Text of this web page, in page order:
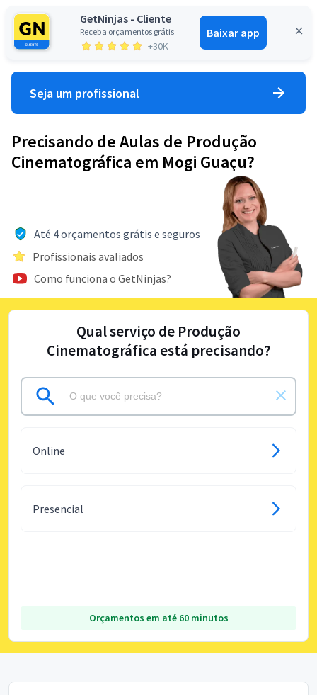
GetNinjas - Cliente
Receba orçamentos grátis
+30K
Baixar app
Entrar
Seja um profissional
Precisando de Aulas de Produção
Cinematográfica em Mogi Guaçu?
Até 4 orçamentos grátis e seguros
Profissionais avaliados
Como funciona o GetNinjas?
Qual serviço de Produção
Cinematográfica está precisando?
Online
Presencial
Orçamentos em até 60 minutos